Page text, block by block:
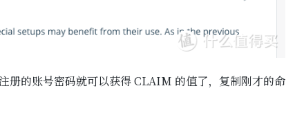
册的账号密码就可以获得 CLAIM 的值了，复制刚才的命